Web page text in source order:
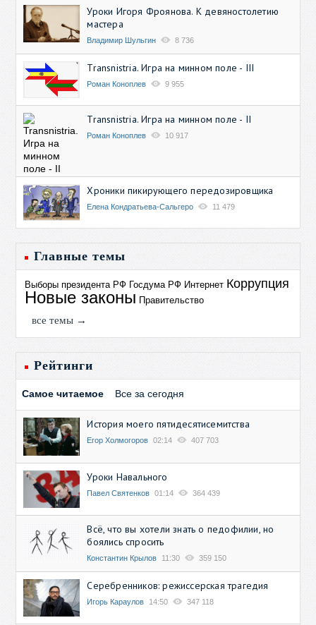
Уроки Игоря Фроянова. К девяностолетию
мастера
Владимир Шульгин 8 736
Transnistria. Игра на минном поле - III
Роман Коноплев 9 955
Transnistria. Игра на минном поле - II
Роман Коноплев 10 917
Хроники пикирующего передозировщика
Елена Кондратьева-Сальгеро 11 479
Главные темы
Выборы президента РФ Госдума РФ Интернет Коррупция
Новые законы Правительство
все темы →
Рейтинги
Самое читаемое Все за сегодня
История моего пятидесятисемитства
Егор Холмогоров 02:14 407 703
Уроки Навального
Павел Святенков 01:14 364 439
Всё, что вы хотели знать о педофилии, но
боялись спросить
Константин Крылов 11:30 359 150
Серебренников: режиссерская трагедия
Игорь Караулов 14:50 347 118